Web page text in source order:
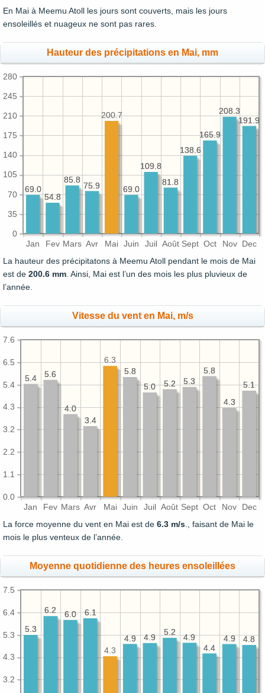
En Mai à Meemu Atoll les jours sont couverts, mais les jours
ensoleillés et nuageux ne sont pas rares.
Hauteur des précipitations en Mai, mm
Jan Fev Mars Avr Mai Juin Juil Août Sept Oct Nov Dec
0
35
70
105
140
175
210
245
280
191.9
208.3
165.9
138.6
81.8
109.8
69.0
75.9
85.8
54.8
69.0
191.9
208.3
165.9
138.6
81.8
109.8
69.0
200.7
75.9
85.8
54.8
69.0
La hauteur des précipitatons à Meemu Atoll pendant le mois de Mai
est de 200.6 mm. Ainsi, Mai est l’un des mois les plus pluvieux de
l’année.
Vitesse du vent en Mai, m/s
Jan Fev Mars Avr Mai Juin Juil Août Sept Oct Nov Dec
0.0
1.1
2.2
3.2
4.3
5.4
6.5
7.6
5.1
4.3
5.8
5.3
5.2
5.0
5.8
3.4
4.0
5.6
5.4
5.1
4.3
5.8
5.3
5.2
5.0
5.8
6.3
3.4
4.0
5.6
5.4
La force moyenne du vent en Mai est de 6.3 m/s., faisant de Mai le
mois le plus venteux de l’année.
Moyenne quotidienne des heures ensoleillées
3.2
4.3
5.3
6.4
7.5
4.8
4.9
4.4
4.9
5.2
4.9
4.9
6.1
6.0
6.2
5.3
4.8
4.9
4.4
4.9
5.2
4.9
4.9
4.3
6.1
6.0
6.2
5.3